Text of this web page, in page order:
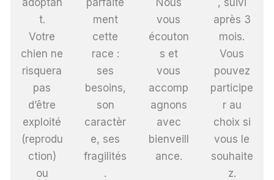
t.
Votre
chien ne
risquera
pas
d’être
exploité
(reprodu
ction)
ou
ment
cette
race :
ses
besoins,
son
caractèr
e, ses
fragilités
.
vous
écouton
s et
vous
accomp
agnons
avec
bienveill
ance.
après 3
mois.
Vous
pouvez
participe
r au
choix si
vous le
souhaite
z.